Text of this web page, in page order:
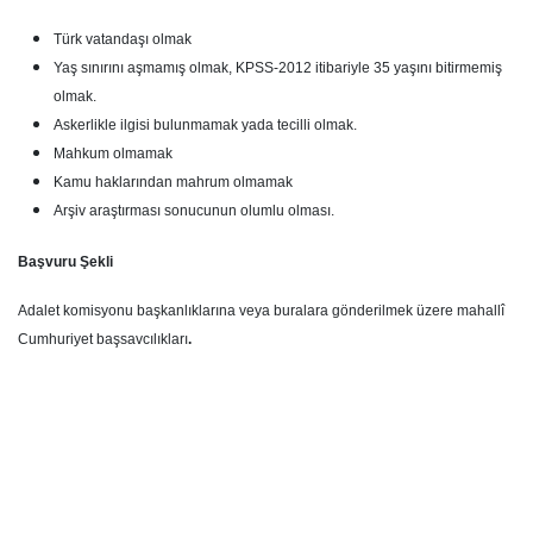
Türk vatandaşı olmak
Yaş sınırını aşmamış olmak, KPSS-2012 itibariyle 35 yaşını bitirmemiş
olmak.
Askerlikle ilgisi bulunmamak yada tecilli olmak.
Mahkum olmamak
Kamu haklarından mahrum olmamak
Arşiv araştırması sonucunun olumlu olması.
Başvuru Şekli
Adalet komisyonu başkanlıklarına veya buralara gönderilmek üzere mahallî
Cumhuriyet başsavcılıkları.